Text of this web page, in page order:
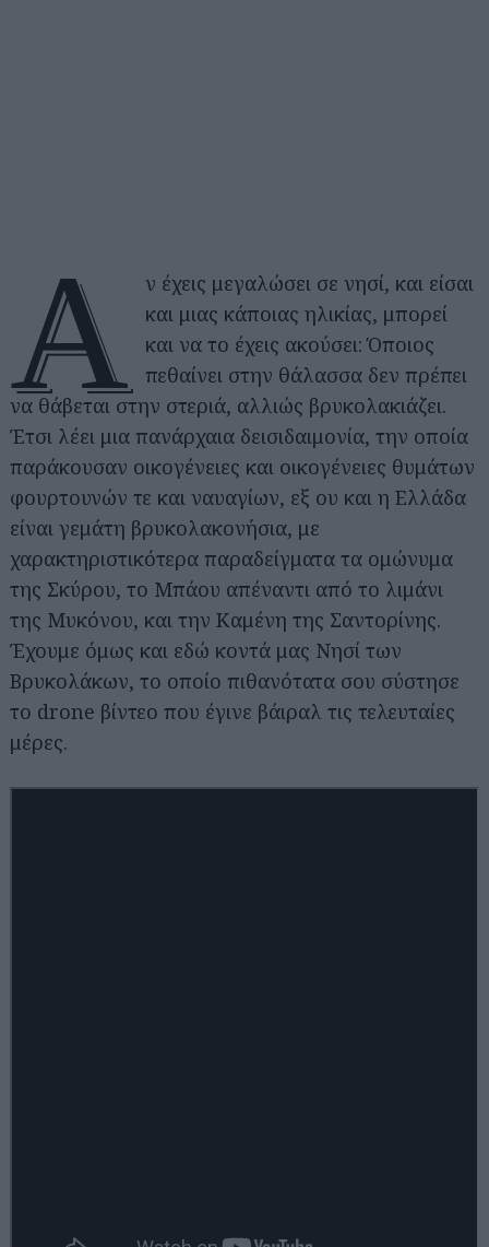
Α
ν έχεις μεγαλώσει σε νησί, και είσαι
και μιας κάποιας ηλικίας, μπορεί
και να το έχεις ακούσει: Όποιος
πεθαίνει στην θάλασσα δεν πρέπει
να θάβεται στην στεριά, αλλιώς βρυκολακιάζει.
Έτσι λέει μια πανάρχαια δεισιδαιμονία, την οποία
παράκουσαν οικογένειες και οικογένειες θυμάτων
φουρτουνών τε και ναυαγίων, εξ ου και η Ελλάδα
είναι γεμάτη βρυκολακονήσια, με
χαρακτηριστικότερα παραδείγματα τα ομώνυμα
της Σκύρου, το Μπάου απέναντι από το λιμάνι
της Μυκόνου, και την Καμένη της Σαντορίνης.
Έχουμε όμως και εδώ κοντά μας Νησί των
Βρυκολάκων, το οποίο πιθανότατα σου σύστησε
το drone βίντεο που έγινε βάιραλ τις τελευταίες
μέρες.